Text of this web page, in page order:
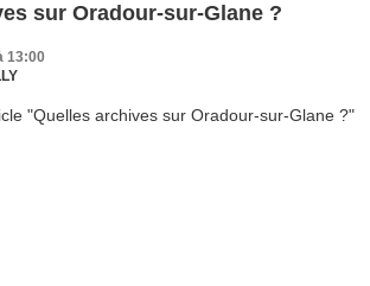
sur Oradour-sur-Glane ?
13:00